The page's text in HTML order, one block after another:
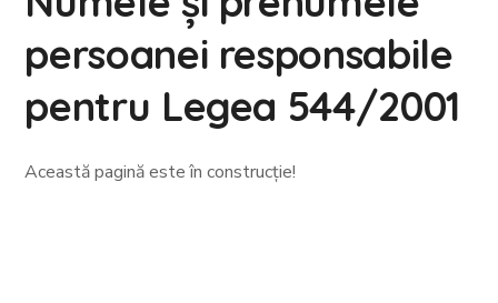
persoanei responsabile
pentru Legea 544/2001
Această pagină este în construcție!